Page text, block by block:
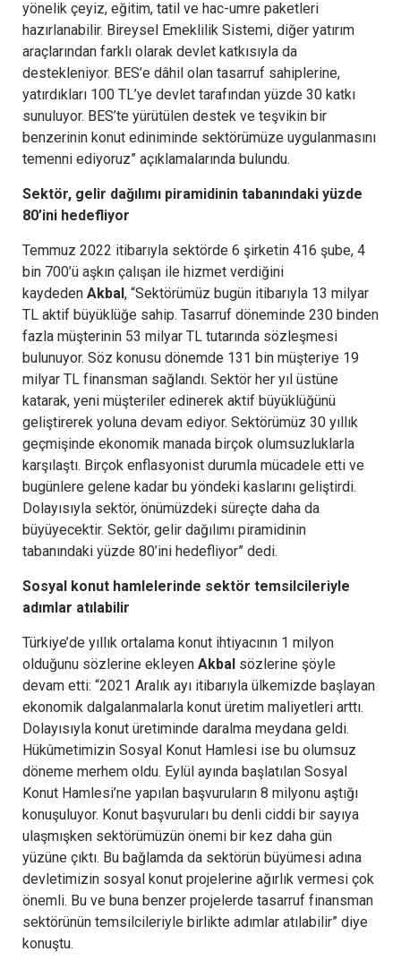
yönelik çeyiz, eğitim, tatil ve hac-umre paketleri
hazırlanabilir. Bireysel Emeklilik Sistemi, diğer yatırım
araçlarından farklı olarak devlet katkısıyla da
destekleniyor. BES’e dâhil olan tasarruf sahiplerine,
yatırdıkları 100 TL’ye devlet tarafından yüzde 30 katkı
sunuluyor. BES’te yürütülen destek ve teşvikin bir
benzerinin konut ediniminde sektörümüze uygulanmasını
temenni ediyoruz” açıklamalarında bulundu.
Sektör, gelir dağılımı piramidinin tabanındaki yüzde
80’ini hedefliyor
Temmuz 2022 itibarıyla sektörde 6 şirketin 416 şube, 4
bin 700’ü aşkın çalışan ile hizmet verdiğini
kaydeden Akbal, “Sektörümüz bugün itibarıyla 13 milyar
TL aktif büyüklüğe sahip. Tasarruf döneminde 230 binden
fazla müşterinin 53 milyar TL tutarında sözleşmesi
bulunuyor. Söz konusu dönemde 131 bin müşteriye 19
milyar TL finansman sağlandı. Sektör her yıl üstüne
katarak, yeni müşteriler edinerek aktif büyüklüğünü
geliştirerek yoluna devam ediyor. Sektörümüz 30 yıllık
geçmişinde ekonomik manada birçok olumsuzluklarla
karşılaştı. Birçok enflasyonist durumla mücadele etti ve
bugünlere gelene kadar bu yöndeki kaslarını geliştirdi.
Dolayısıyla sektör, önümüzdeki süreçte daha da
büyüyecektir. Sektör, gelir dağılımı piramidinin
tabanındaki yüzde 80’ini hedefliyor” dedi.
Sosyal konut hamlelerinde sektör temsilcileriyle
adımlar atılabilir
Türkiye’de yıllık ortalama konut ihtiyacının 1 milyon
olduğunu sözlerine ekleyen Akbal sözlerine şöyle
devam etti: “2021 Aralık ayı itibarıyla ülkemizde başlayan
ekonomik dalgalanmalarla konut üretim maliyetleri arttı.
Dolayısıyla konut üretiminde daralma meydana geldi.
Hükûmetimizin Sosyal Konut Hamlesi ise bu olumsuz
döneme merhem oldu. Eylül ayında başlatılan Sosyal
Konut Hamlesi’ne yapılan başvuruların 8 milyonu aştığı
konuşuluyor. Konut başvuruları bu denli ciddi bir sayıya
ulaşmışken sektörümüzün önemi bir kez daha gün
yüzüne çıktı. Bu bağlamda da sektörün büyümesi adına
devletimizin sosyal konut projelerine ağırlık vermesi çok
önemli. Bu ve buna benzer projelerde tasarruf finansman
sektörünün temsilcileriyle birlikte adımlar atılabilir” diye
konuştu.